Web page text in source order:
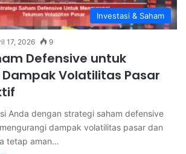
Investasi & Saham
17, 2026 9
Defensive untuk
Volatilitas Pasar
Anda dengan strategi saham defensive
dampak volatilitas pasar dan
tetap aman…